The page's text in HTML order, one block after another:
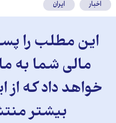
اخبار ایران
این مطلب را
مالی شما به
خواهد داد که
بیشتر